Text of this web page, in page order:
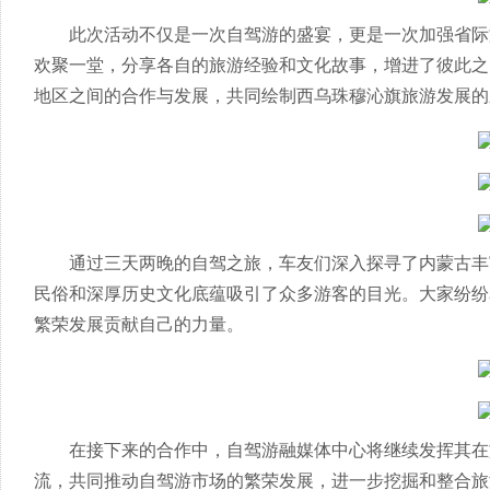
此次活动不仅是一次自驾游的盛宴，更是一次加强省
欢聚一堂，分享各自的旅游经验和文化故事，增进了彼此
地区之间的合作与发展，共同绘制西乌珠穆沁旗旅游发展
通过三天两晚的自驾之旅，车友们深入探寻了内蒙古
民俗和深厚历史文化底蕴吸引了众多游客的目光。大家纷
繁荣发展贡献自己的力量。
在接下来的合作中，自驾游融媒体中心将继续发挥其
流，共同推动自驾游市场的繁荣发展，进一步挖掘和整合